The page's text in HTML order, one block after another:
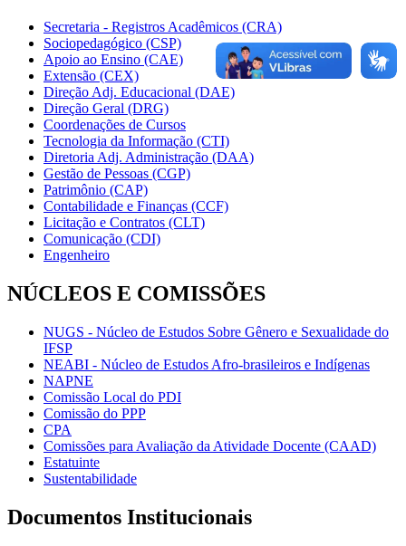
Secretaria - Registros Acadêmicos (CRA)
Sociopedagógico (CSP)
Apoio ao Ensino (CAE)
Extensão (CEX)
Direção Adj. Educacional (DAE)
Direção Geral (DRG)
Coordenações de Cursos
Tecnologia da Informação (CTI)
Diretoria Adj. Administração (DAA)
Gestão de Pessoas (CGP)
Patrimônio (CAP)
Contabilidade e Finanças (CCF)
Licitação e Contratos (CLT)
Comunicação (CDI)
Engenheiro
NÚCLEOS E COMISSÕES
NUGS - Núcleo de Estudos Sobre Gênero e Sexualidade do
IFSP
NEABI - Núcleo de Estudos Afro-brasileiros e Indígenas
NAPNE
Comissão Local do PDI
Comissão do PPP
CPA
Comissões para Avaliação da Atividade Docente (CAAD)
Estatuinte
Sustentabilidade
Documentos Institucionais